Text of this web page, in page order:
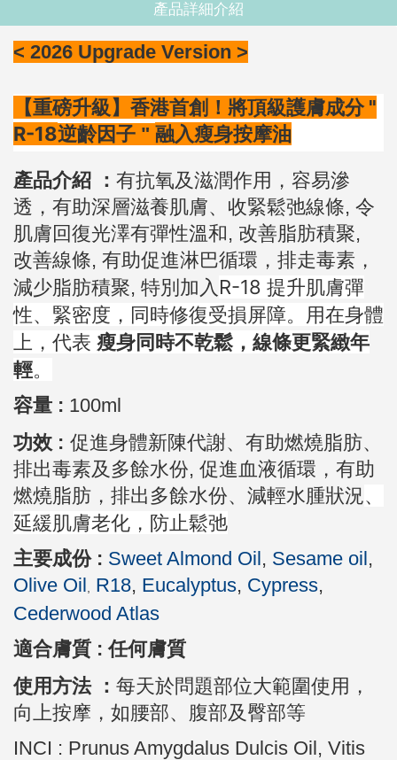
產品詳細介紹
< 2026 Upgrade Version >
【重磅升級】香港首創！將頂級護膚成分 "
R-18逆齡因子 " 融入瘦身按摩油
產品介紹 ： 有抗氧及滋潤作用，容易滲
透，有助深層滋養肌膚、收緊鬆弛線條, 令
肌膚回復光澤有彈性溫和, 改善脂肪積聚,
改善線條, 有助促進淋巴循環，排走毒素，
減少脂肪積聚, 特別加入 R-18 提升肌膚彈
性、緊密度，同時修復受損屏障。用在身體
上，代表 瘦身同時不乾鬆，線條更緊緻年
輕。
容量 : 100ml
功效 : 促進身體新陳代謝、有助燃燒脂肪、
排出毒素及多餘水份, 促進血液循環，有助
燃燒脂肪，排出多餘水份、減輕水腫狀況、
延緩肌膚老化，防止鬆弛
主要成份 : Sweet Almond Oil, Sesame oil,
Olive Oil R18, Eucalyptus, Cypress,
Cederwood Atlas
適合膚質 :任何膚質
使用方法 ： 每天於問題部位大範圍使用，
向上按摩，如腰部、腹部及臀部等
INCI : Prunus Amygdalus Dulcis Oil, Vitis